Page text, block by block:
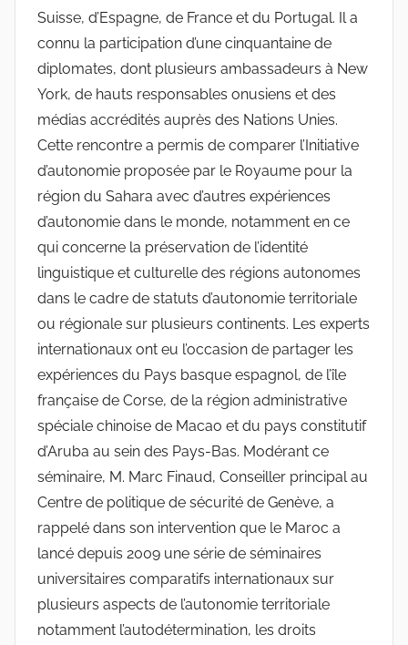
Suisse, d’Espagne, de France et du Portugal. Il a
connu la participation d’une cinquantaine de
diplomates, dont plusieurs ambassadeurs à New
York, de hauts responsables onusiens et des
médias accrédités auprès des Nations Unies.
Cette rencontre a permis de comparer l’Initiative
d’autonomie proposée par le Royaume pour la
région du Sahara avec d’autres expériences
d’autonomie dans le monde, notamment en ce
qui concerne la préservation de l’identité
linguistique et culturelle des régions autonomes
dans le cadre de statuts d’autonomie territoriale
ou régionale sur plusieurs continents. Les experts
internationaux ont eu l’occasion de partager les
expériences du Pays basque espagnol, de l’île
française de Corse, de la région administrative
spéciale chinoise de Macao et du pays constitutif
d’Aruba au sein des Pays-Bas. Modérant ce
séminaire, M. Marc Finaud, Conseiller principal au
Centre de politique de sécurité de Genève, a
rappelé dans son intervention que le Maroc a
lancé depuis 2009 une série de séminaires
universitaires comparatifs internationaux sur
plusieurs aspects de l’autonomie territoriale
notamment l’autodétermination, les droits